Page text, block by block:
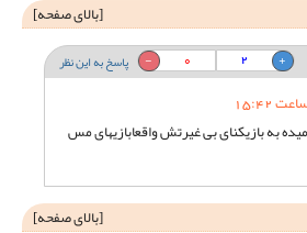
[بالای صفحه]
پاسخ به این نظر 0
2
به بازیکنای بی غیرتش واقعابازیهای مس
[بالای صفحه]